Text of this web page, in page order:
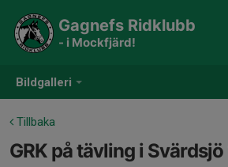
Bildgalleri
Gagnefs Ridklubb
- i Mockfjärd!
Tillbaka
GRK på tävling i